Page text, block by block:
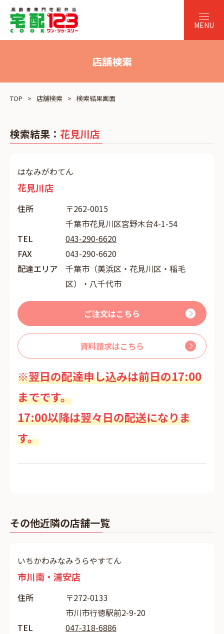
店舗検索
TOP 店舗検索 検索結果画面
検索結果： 花見川店
はなみがわてん
花見川店
住所
〒262-0015
千葉市花見川区宮野木台4-1-54
TEL
043-290-6620
FAX
043-290-6620
配達エリア
千葉市（美浜区・花見川区・稲毛
区）・八千代市
ご注文はこちら
資料請求はこちら
※翌日の配達申し込みは前日の17:00
までです。
17:00以降は翌々日の配送になりま
す。
その他近隣の店舗一覧
いちかわみなみうらやすてん
市川南・浦安店
住所
〒272-0133
市川市行徳駅前2-9-20
TEL
047-318-6886